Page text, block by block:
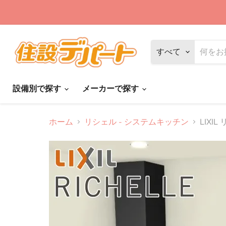
すべて
設備別で探す メーカーで探す
ホーム リシェル - システムキッチン LIXIL